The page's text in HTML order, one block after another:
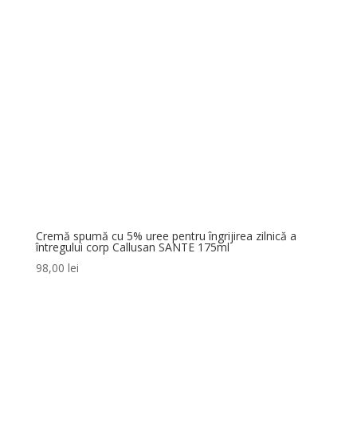
Cremă spumă cu 5% uree pentru îngrijirea zilnică a
întregului corp Callusan SANTE 175ml
98,00 lei